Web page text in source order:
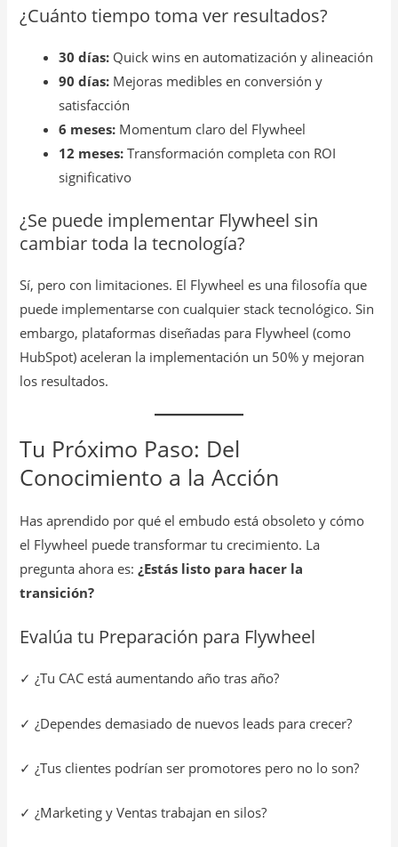
¿Cuánto tiempo toma ver resultados?
30 días: Quick wins en automatización y alineación
90 días: Mejoras medibles en conversión y
satisfacción
6 meses: Momentum claro del Flywheel
12 meses: Transformación completa con ROI
significativo
¿Se puede implementar Flywheel sin
cambiar toda la tecnología?
Sí, pero con limitaciones. El Flywheel es una filosofía que
puede implementarse con cualquier stack tecnológico. Sin
embargo, plataformas diseñadas para Flywheel (como
HubSpot) aceleran la implementación un 50% y mejoran
los resultados.
Tu Próximo Paso: Del
Conocimiento a la Acción
Has aprendido por qué el embudo está obsoleto y cómo
el Flywheel puede transformar tu crecimiento. La
pregunta ahora es:¿Estás listo para hacer la
transición?
Evalúa tu Preparación para Flywheel
✓ ¿Tu CAC está aumentando año tras año?
✓ ¿Dependes demasiado de nuevos leads para crecer?
✓ ¿Tus clientes podrían ser promotores pero no lo son?
✓ ¿Marketing y Ventas trabajan en silos?